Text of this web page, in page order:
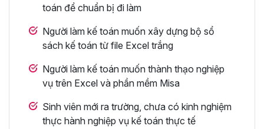
toán để chuẩn bị đi làm
Người làm kế toán muốn xây dựng bộ sổ
sách kế toán từ file Excel trắng
Người làm kế toán muốn thành thạo nghiệp
vụ trên Excel và phần mềm Misa
Sinh viên mới ra trường, chưa có kinh nghiệm
thực hành nghiệp vụ kế toán thực tế